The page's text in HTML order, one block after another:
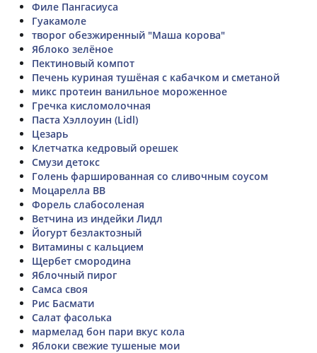
Филе Пангасиуса
Гуакамоле
творог обезжиренный "Маша корова"
Яблоко зелёное
Пектиновый компот
Печень куриная тушёная с кабачком и сметаной
микс протеин ванильное мороженное
Гречка кисломолочная
Паста Хэллоуин (Lidl)
Цезарь
Клетчатка кедровый орешек
Смузи детокс
Голень фаршированная со сливочным соусом
Моцарелла ВВ
Форель слабосоленая
Ветчина из индейки Лидл
Йогурт безлактозный
Витамины с кальцием
Щербет смородина
Яблочный пирог
Самса своя
Рис Басмати
Салат фасолька
мармелад бон пари вкус кола
Яблоки свежие тушеные мои